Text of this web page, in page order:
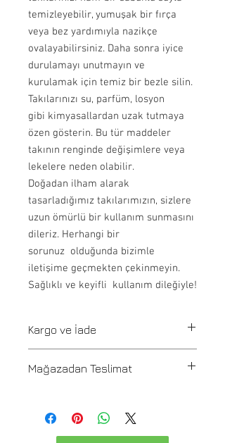
temizleyebilir, yumuşak bir fırça
veya bez yardımıyla nazikçe
ovalayabilirsiniz. Daha sonra iyice
durulamayı unutmayın ve
kurulamak için temiz bir bezle silin.
Takılarınızı su, parfüm, losyon
gibi kimyasallardan uzak tutmaya
özen gösterin. Bu tür maddeler
takının renginde değişimlere veya
lekelere neden olabilir.
Doğadan ilham alarak
tasarladığımız takılarımızın, sizlere
uzun ömürlü bir kullanım sunmasını
dileriz. Herhangi bir
sorunuz olduğunda bizimle
iletişime geçmekten çekinmeyin.
Sağlıklı ve keyifli kullanım dileğiyle!
Kargo ve İade
kargoya verilir. Stoğu olmayan ürünler
sağlanır. Yurtiçi Kargo ile ürünlerinizi
Mağazadan Teslimat
gelip 2 saat içinde teslim alınabilir.
Teslimat Adresi: Bitez Mahallesi
Mandalin Cad. No:28/A , Bodrum, Muğla,